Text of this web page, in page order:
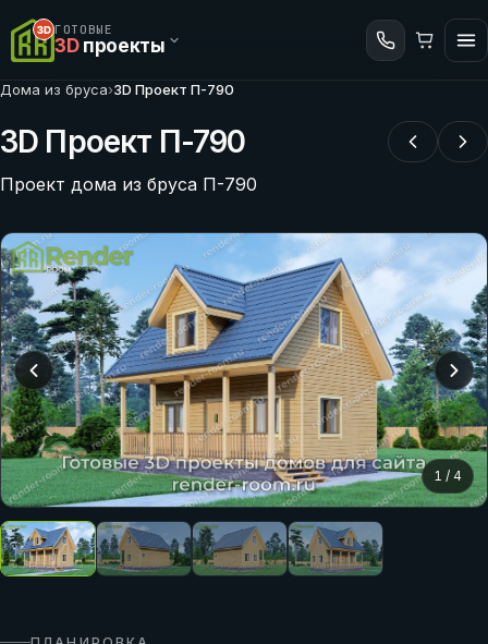
ГОТОВЫЕ
3Dпроекты
Дома из бруса›3D Проект П-790
3D Проект П-790
Проект дома из бруса П-790
1 / 4